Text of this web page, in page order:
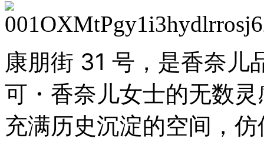
暨
汉
帛
第
31
中
国
际
康朋街 31 号，是香奈儿
可・香奈儿女士的无数
充满历史沉淀的空间，